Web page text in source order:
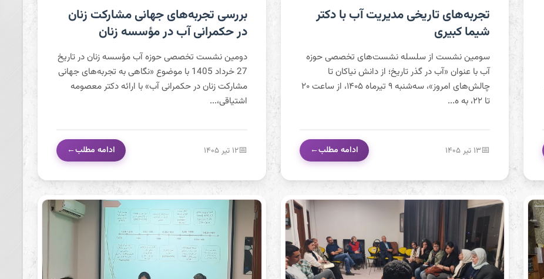
تجربه‌های تاریخی مدیریت آب با دکتر شیما کبیری
تجربه‌های تاریخی مدیریت آب با دکتر
شیما کبیری
سومین نشست از سلسله نشست‌های تخصصی حوزه
آب با عنوان «آب در گذر تاریخ؛ از دانش نیاکان تا
چالش‌های امروز»، سه‌شنبه ۹ تیرماه ۱۴۰۵، از ساعت ۲۰
تا ۲۲، به ه...
۱۳ تیر ۱۴۰۵ ادامه مطلب
بررسی تجربه‌های جهانی مشارکت زنان در حکمرانی آب در
مؤسسه زنان
بررسی تجربه‌های جهانی مشارکت زنان
در حکمرانی آب در مؤسسه زنان
دومین نشست تخصصی حوزه آب مؤسسه زنان در تاریخ
27 خرداد 1405 با موضوع «نگاهی به تجربه‌های جهانی
مشارکت زنان در حکمرانی آب» با ارائه دکتر معصومه
اشتیاقی،...
۱۲ تیر ۱۴۰۵ ادامه مطلب